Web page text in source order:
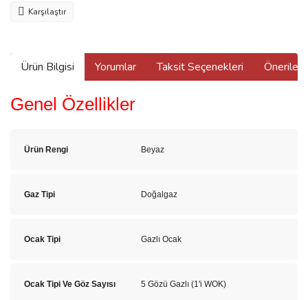
Karşılaştır
Ürün Bilgisi Yorumlar Taksit Seçenekleri
Genel Özellikler
Ürün Rengi Beyaz
Gaz Tipi Doğalgaz
Ocak Tipi Gazlı Ocak
Ocak Tipi Ve Göz Sayısı 5 Gözü Gazlı (1'i WOK)